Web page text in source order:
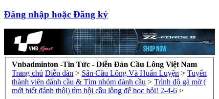
Đăng nhập hoặc Đăng ký
Vnbadminton -Tin Tức - Diễn Đàn Cầu Lông Việt Nam
Trang chủ Diễn đàn > Sân Cầu Lông Và Huấn Luyện > Tuyển
thành viên đánh cầu & Tìm nhóm đánh cầu > Trình độ gà mờ (
mới biết đánh thôi) tìm hội cầu lông để hoc hỏi! 2-4-6 >